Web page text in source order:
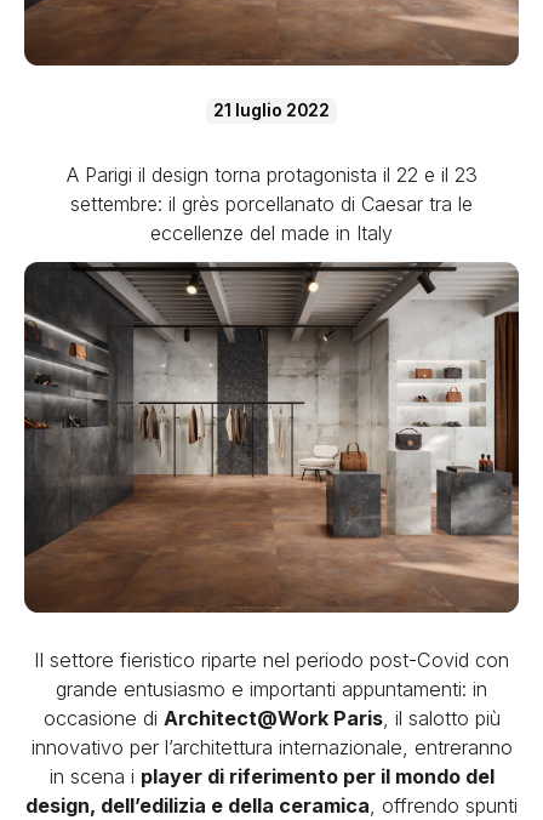
21 luglio 2022
A Parigi il design torna protagonista il 22 e il 23
settembre: il grès porcellanato di Caesar tra le
eccellenze del made in Italy
Il settore fieristico riparte nel periodo post-Covid con
grande entusiasmo e importanti appuntamenti: in
occasione di Architect@Work Paris, il salotto più
innovativo per l’architettura internazionale, entreranno
in scena i player di riferimento per il mondo del
design, dell’edilizia e della ceramica , offrendo spunti